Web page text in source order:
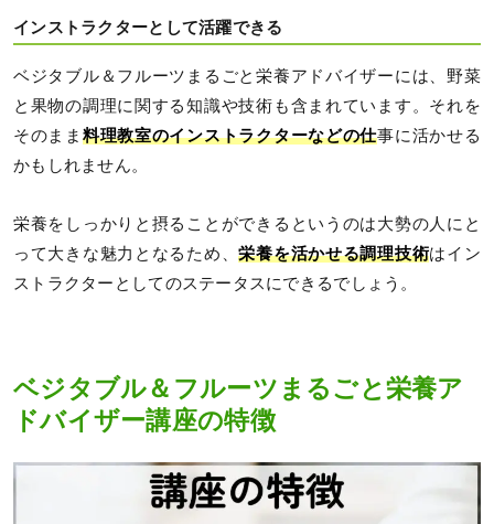
インストラクターとして活躍できる
ベジタブル＆フルーツまるごと栄養アドバイザーには、野菜
と果物の調理に関する知識や技術も含まれています。それを
そのまま 料理教室のインストラクターなどの仕事に活かせる
かもしれません。
栄養をしっかりと摂ることができるというのは大勢の人にと
って大きな魅力となるため、栄養を活かせる調理技術はイン
ストラクターとしてのステータスにできるでしょう。
ベジタブル＆フルーツまるごと栄養ア
ドバイザー講座の特徴